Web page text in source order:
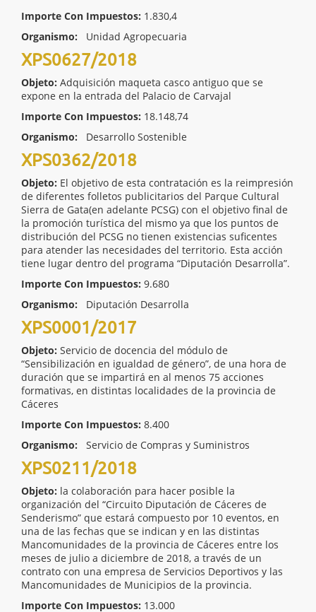
Importe Con Impuestos: 1.830,4
Organismo:
Unidad Agropecuaria
XPS0627/2018
Objeto: Adquisición maqueta casco antiguo que se
expone en la entrada del Palacio de Carvajal
Importe Con Impuestos: 18.148,74
Organismo:
Desarrollo Sostenible
XPS0362/2018
Objeto: El objetivo de esta contratación es la reimpresión
de diferentes folletos publicitarios del Parque Cultural
Sierra de Gata(en adelante PCSG) con el objetivo final de
la promoción turística del mismo ya que los puntos de
distribución del PCSG no tienen existencias suficentes
para atender las necesidades del territorio. Esta acción
tiene lugar dentro del programa “Diputación Desarrolla”.
Importe Con Impuestos: 9.680
Organismo:
Diputación Desarrolla
XPS0001/2017
Objeto: Servicio de docencia del módulo de
“Sensibilización en igualdad de género”, de una hora de
duración que se impartirá en al menos 75 acciones
formativas, en distintas localidades de la provincia de
Cáceres
Importe Con Impuestos: 8.400
Organismo:
Servicio de Compras y Suministros
XPS0211/2018
Objeto: la colaboración para hacer posible la
organización del “Circuito Diputación de Cáceres de
Senderismo” que estará compuesto por 10 eventos, en
una de las fechas que se indican y en las distintas
Mancomunidades de la provincia de Cáceres entre los
meses de julio a diciembre de 2018, a través de un
contrato con una empresa de Servicios Deportivos y las
Mancomunidades de Municipios de la provincia.
Importe Con Impuestos: 13.000